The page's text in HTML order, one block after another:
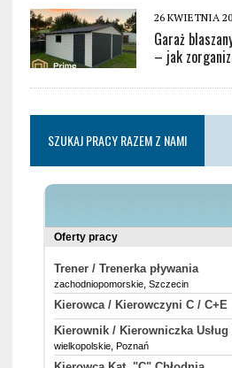
26 KWIETNIA
Garaż
– jak
SZUKAJ PRACY RAZEM Z NAMI